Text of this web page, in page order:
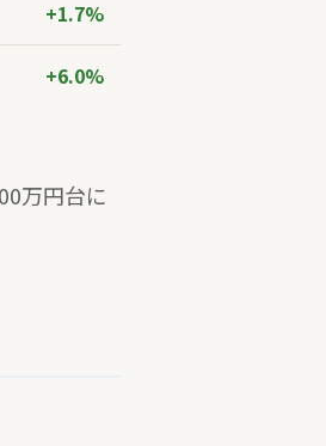
+1.7%
+6.0%
万円台に